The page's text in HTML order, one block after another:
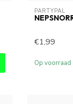
PARTYPAL
€1,99
Op voorraad